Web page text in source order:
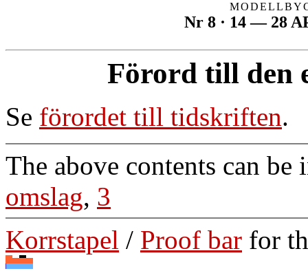
Nr 8 · 14 — 28
Förord till den
Se förordet till tidskriften.
The above contents can be
omslag, 3
Korrstapel / Proof bar for